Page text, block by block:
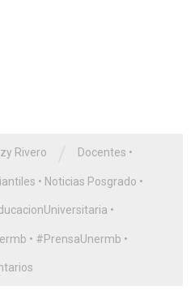
Rivero Docentes •
• Noticias Posgrado •
•
• #PrensaUnermb •